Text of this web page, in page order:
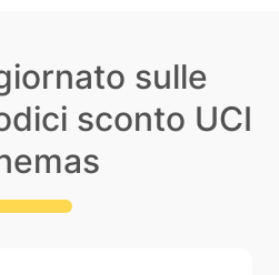
sulle
sconto UCI